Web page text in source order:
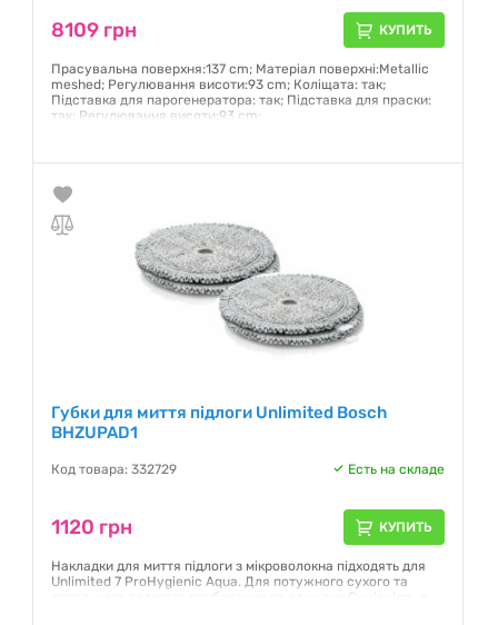
8109 грн КУПИТЬ
Прасувальна поверхня:137 cm; Матеріал поверхні:Metallic
meshed; Регулювання висоти:93 cm; Коліщата: так;
Підставка для парогенератора: так; Підставка для праски:
так; Регулювання висоти:93 cm;
Губки для миття підлоги Unlimited Bosch
BHZUPAD1
Код товара: 332729 Есть на складе
1120 грн КУПИТЬ
Накладки для миття підлоги з мікроволокна підходять для
Unlimited 7 ProHygienic Aqua. Для потужного сухого та
ретельного вологого прибирання за один рух Сумісність з: